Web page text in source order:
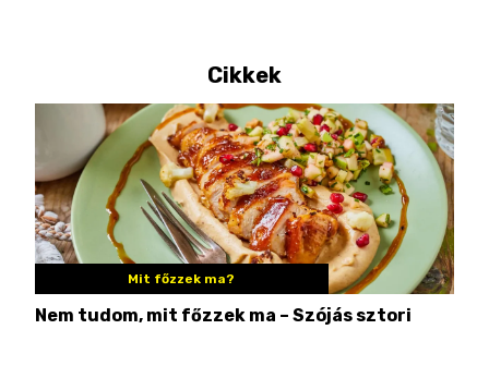
Cikkek
Mit főzzek ma?
Nem tudom, mit főzzek ma – Szójás sztori